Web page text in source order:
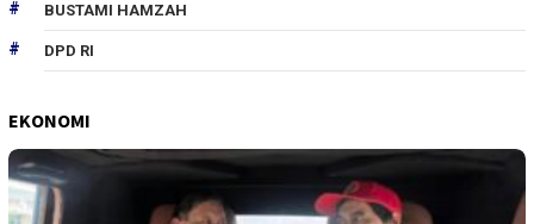
BUSTAMI HAMZAH
DPD RI
EKONOMI